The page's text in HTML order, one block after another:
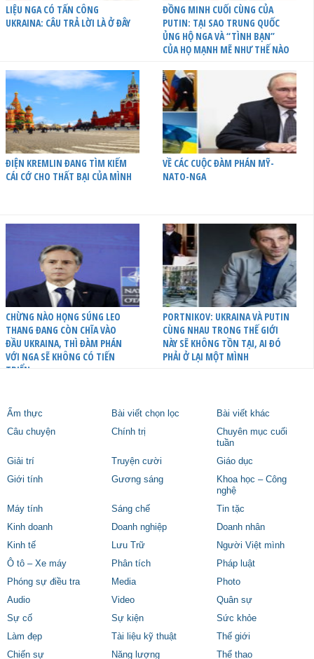
LIỆU NGA CÓ TẤN CÔNG
UKRAINA: CÂU TRẢ LỜI LÀ Ở ĐÂY
ĐỒNG MINH CUỐI CÙNG CỦA
PUTIN: TẠI SAO TRUNG QUỐC
ỦNG HỘ NGA VÀ “TÌNH BẠN”
CỦA HỌ MẠNH MẼ NHƯ THẾ NÀO
ĐIỆN KREMLIN ĐANG TÌM KIẾM
CÁI CỚ CHO THẤT BẠI CỦA MÌNH
VỀ CÁC CUỘC ĐÀM PHÁN MỸ-
NATO-NGA
CHỪNG NÀO HỌNG SÚNG LEO
THANG ĐANG CÒN CHĨA VÀO
ĐẦU UKRAINA, THÌ ĐÀM PHÁN
VỚI NGA SẼ KHÔNG CÓ TIẾN
TRIỂN
PORTNIKOV: UKRAINA VÀ PUTIN
CÙNG NHAU TRONG THẾ GIỚI
NÀY SẼ KHÔNG TỒN TẠI, AI ĐÓ
PHẢI Ở LẠI MỘT MÌNH
Ẩm thực Bài viết chọn lọc
Bài viết khác
Câu chuyện
Chính trị
Chuyên mục cuối
tuần
Giải trí
Truyện cười
Giáo dục
Giới tính
Gương sáng
Khoa học – Công
nghệ
Máy tính
Sáng chế
Tin tặc
Kinh doanh
Doanh nghiệp
Doanh nhân
Kinh tế
Lưu Trữ
Người Việt mình
Ô tô – Xe máy
Phân tích
Pháp luật
Phóng sự điều tra
Media
Photo
Audio
Video
Quân sự
Sự cố
Sự kiện
Sức khỏe
Làm đẹp
Tài liệu kỹ thuật
Thế giới
Chiến sự
Năng lượng Thể thao